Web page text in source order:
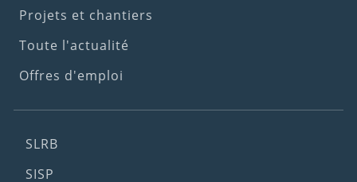
Projets et chantiers
Toute l'actualité
Offres d'emploi
Footer
(2nd
SLRB
SISP